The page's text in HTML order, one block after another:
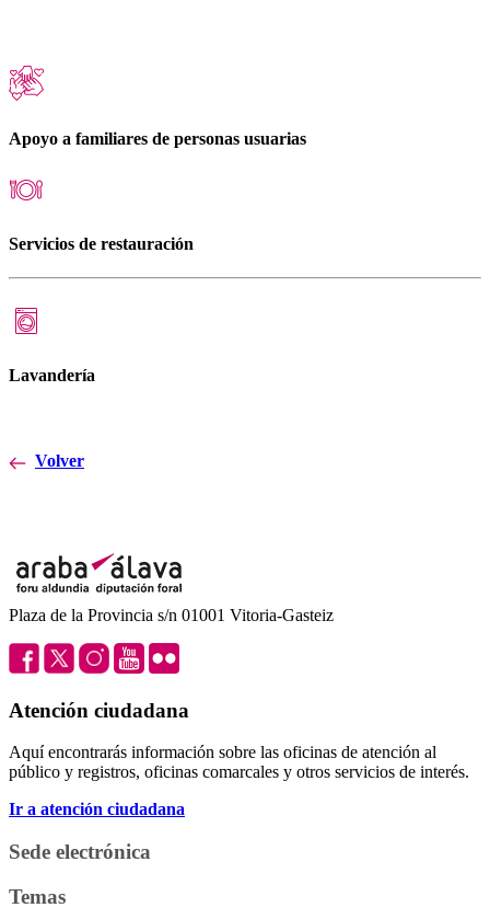
Apoyo a familiares de personas usuarias
Servicios de restauración
Lavandería
Volver
Plaza de la Provincia s/n 01001 Vitoria-Gasteiz
Atención ciudadana
Aquí encontrarás información sobre las oficinas de atención al
público y registros, oficinas comarcales y otros servicios de interés.
Ir a atención ciudadana
Sede electrónica
Temas